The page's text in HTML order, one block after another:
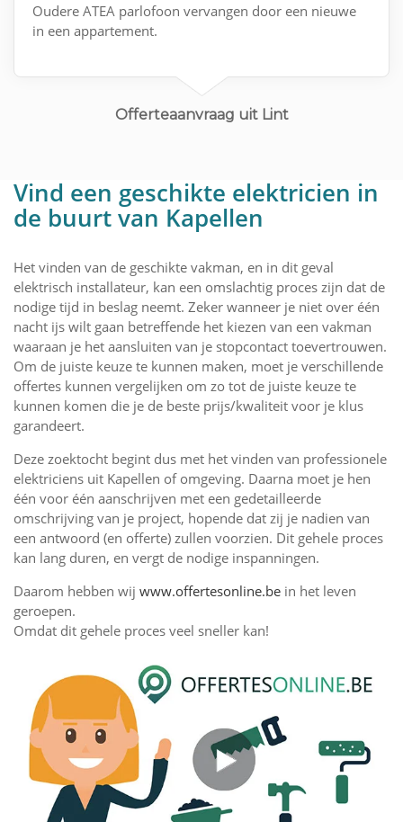
Oudere ATEA parlofoon vervangen door een nieuwe
in een appartement.
Offerteaanvraag uit Lint
Vind een geschikte elektricien in
de buurt van Kapellen
Het vinden van de geschikte vakman, en in dit geval
elektrisch installateur, kan een omslachtig proces zijn dat de
nodige tijd in beslag neemt. Zeker wanneer je niet over één
nacht ijs wilt gaan betreffende het kiezen van een vakman
waaraan je het aansluiten van je stopcontact toevertrouwen.
Om de juiste keuze te kunnen maken, moet je verschillende
offertes kunnen vergelijken om zo tot de juiste keuze te
kunnen komen die je de beste prijs/kwaliteit voor je klus
garandeert.
Deze zoektocht begint dus met het vinden van professionele
elektriciens uit Kapellen of omgeving. Daarna moet je hen
één voor één aanschrijven met een gedetailleerde
omschrijving van je project, hopende dat zij je nadien van
een antwoord (en offerte) zullen voorzien. Dit gehele proces
kan lang duren, en vergt de nodige inspanningen.
Daarom hebben wij www.offertesonline.be in het leven
geroepen.
Omdat dit gehele proces veel sneller kan!